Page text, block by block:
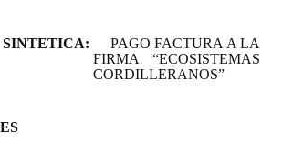
SINTETICA:
PAGO FACTURA A LA
FIRMA “ECOSISTEMAS
CORDILLERANOS”